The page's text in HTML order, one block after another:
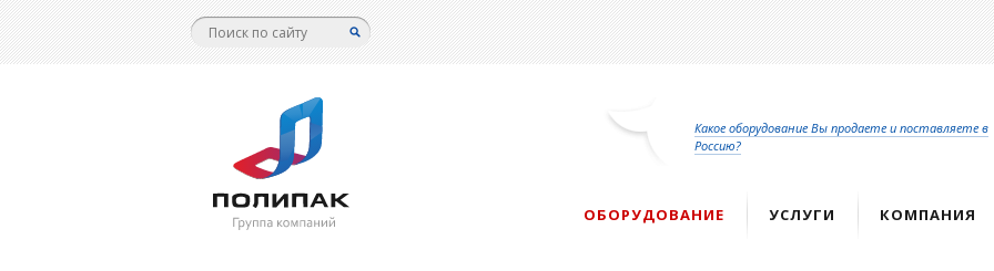
Перейти
к
Какое оборудование Вы продаете и поставляете в
Россию?
ОБОРУДОВАНИЕ УСЛУГИ КОМПАНИЯ